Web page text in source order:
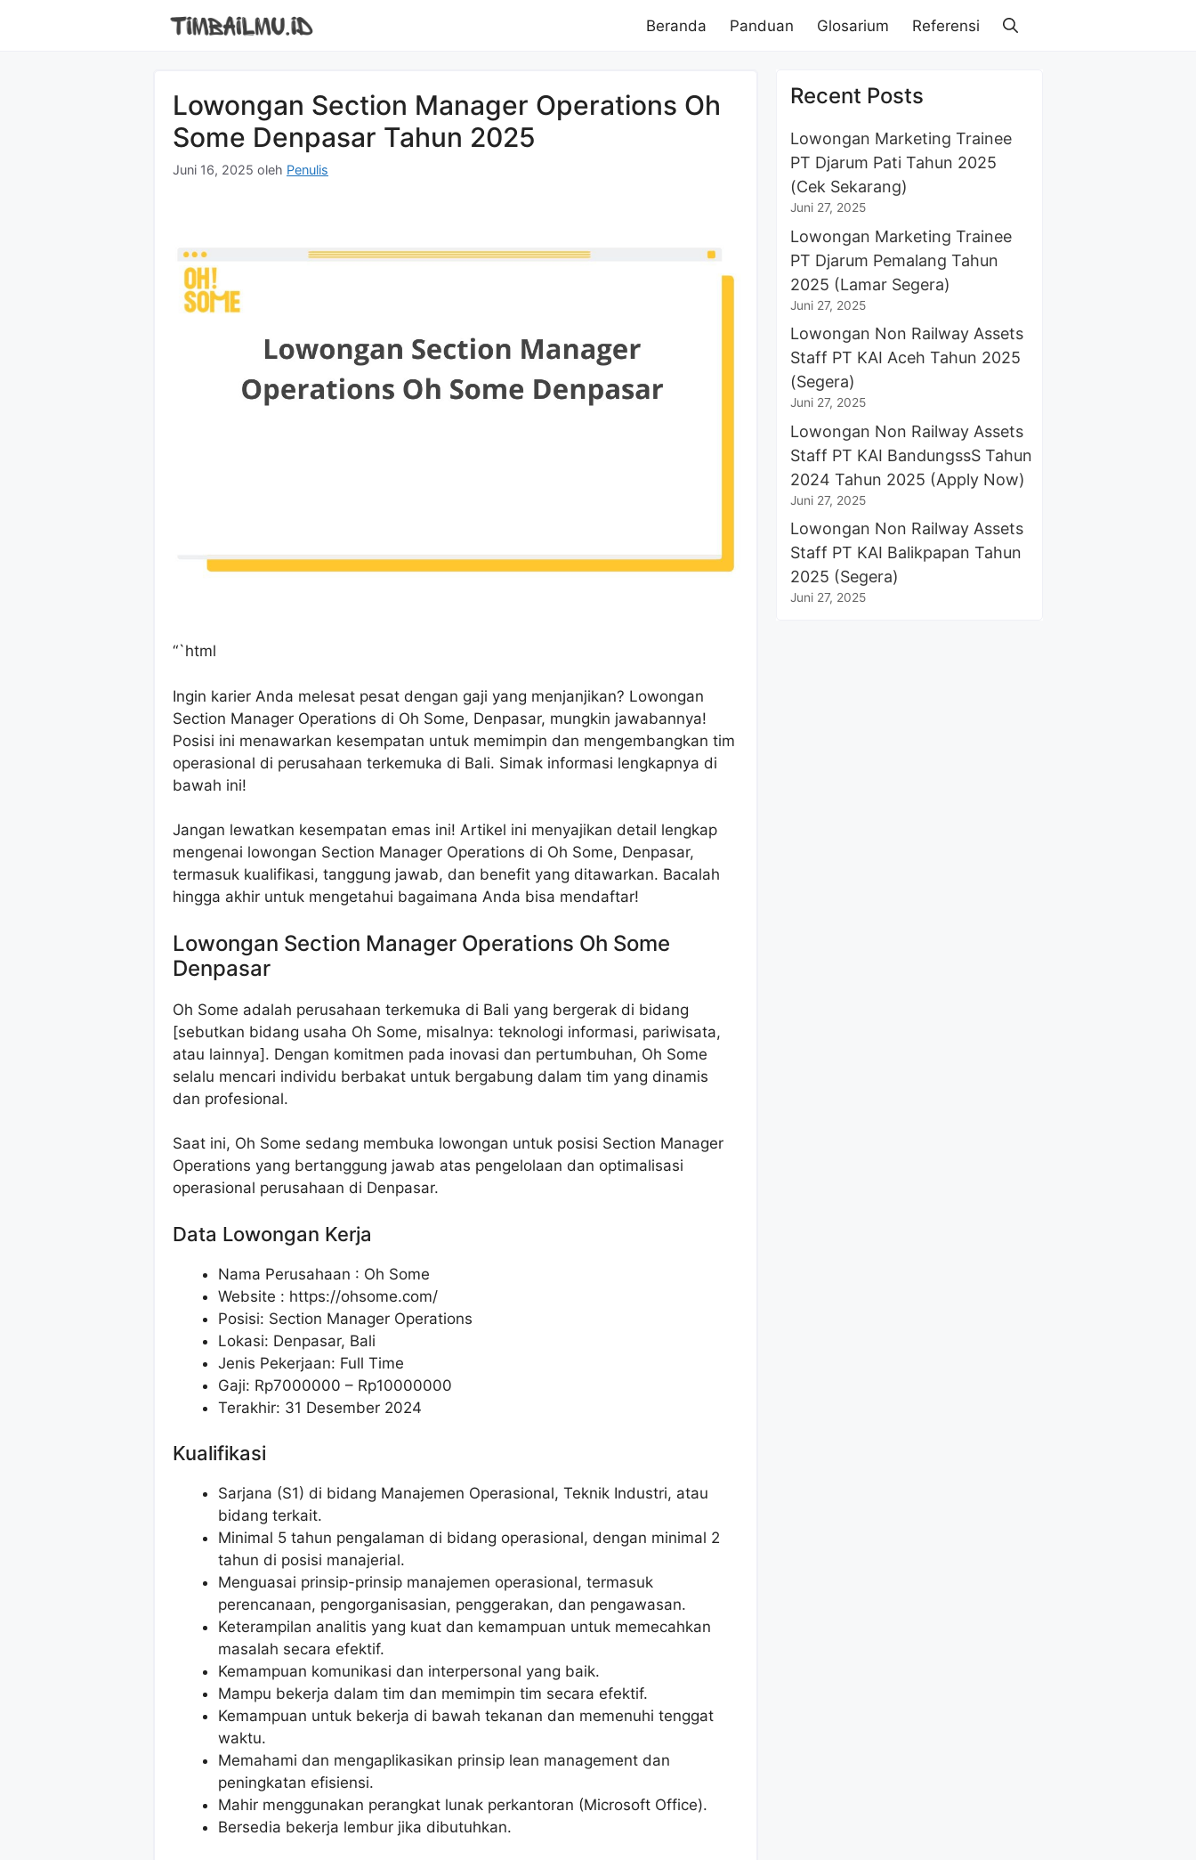
Beranda Panduan Glosarium Referensi
Lowongan Section Manager Operations Oh
Some Denpasar Tahun 2025
Juni 16, 2025 oleh Penulis
“`html
Ingin karier Anda melesat pesat dengan gaji yang menjanjikan? Lowongan
Section Manager Operations di Oh Some, Denpasar, mungkin jawabannya!
Posisi ini menawarkan kesempatan untuk memimpin dan mengembangkan tim
operasional di perusahaan terkemuka di Bali. Simak informasi lengkapnya di
bawah ini!
Jangan lewatkan kesempatan emas ini! Artikel ini menyajikan detail lengkap
mengenai lowongan Section Manager Operations di Oh Some, Denpasar,
termasuk kualifikasi, tanggung jawab, dan benefit yang ditawarkan. Bacalah
hingga akhir untuk mengetahui bagaimana Anda bisa mendaftar!
Lowongan Section Manager Operations Oh Some
Denpasar
Oh Some adalah perusahaan terkemuka di Bali yang bergerak di bidang
[sebutkan bidang usaha Oh Some, misalnya: teknologi informasi, pariwisata,
atau lainnya]. Dengan komitmen pada inovasi dan pertumbuhan, Oh Some
selalu mencari individu berbakat untuk bergabung dalam tim yang dinamis
dan profesional.
Saat ini, Oh Some sedang membuka lowongan untuk posisi Section Manager
Operations yang bertanggung jawab atas pengelolaan dan optimalisasi
operasional perusahaan di Denpasar.
Data Lowongan Kerja
Nama Perusahaan : Oh Some
Website : https://ohsome.com/
Posisi: Section Manager Operations
Lokasi: Denpasar, Bali
Jenis Pekerjaan: Full Time
Gaji: Rp7000000 – Rp10000000
Terakhir: 31 Desember 2024
Kualifikasi
Sarjana (S1) di bidang Manajemen Operasional, Teknik Industri, atau
bidang terkait.
Minimal 5 tahun pengalaman di bidang operasional, dengan minimal 2
tahun di posisi manajerial.
Menguasai prinsip-prinsip manajemen operasional, termasuk
perencanaan, pengorganisasian, penggerakan, dan pengawasan.
Keterampilan analitis yang kuat dan kemampuan untuk memecahkan
masalah secara efektif.
Kemampuan komunikasi dan interpersonal yang baik.
Mampu bekerja dalam tim dan memimpin tim secara efektif.
Kemampuan untuk bekerja di bawah tekanan dan memenuhi tenggat
waktu.
Memahami dan mengaplikasikan prinsip lean management dan
peningkatan efisiensi.
Mahir menggunakan perangkat lunak perkantoran (Microsoft Office).
Bersedia bekerja lembur jika dibutuhkan.
Recent Posts
Lowongan Marketing Trainee
PT Djarum Pati Tahun 2025
(Cek Sekarang)
Juni 27, 2025
Lowongan Marketing Trainee
PT Djarum Pemalang Tahun
2025 (Lamar Segera)
Juni 27, 2025
Lowongan Non Railway Assets
Staff PT KAI Aceh Tahun 2025
(Segera)
Juni 27, 2025
Lowongan Non Railway Assets
Staff PT KAI BandungssS Tahun
2024 Tahun 2025 (Apply Now)
Juni 27, 2025
Lowongan Non Railway Assets
Staff PT KAI Balikpapan Tahun
2025 (Segera)
Juni 27, 2025